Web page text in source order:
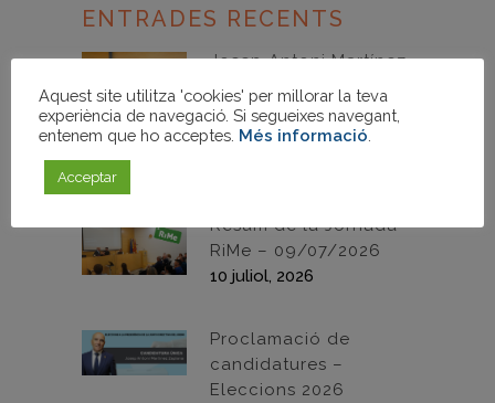
ENTRADES RECENTS
Josep Antoni Martínez
Zaplana reelegit
president de la Junta
Directiva del Gremi
Resum de la Jornada
RiMe – 09/07/2026
10 juliol, 2026
Proclamació de
candidatures –
Eleccions 2026
Aquest site utilitza 'cookies' per millorar la teva
experiència de navegació. Si segueixes navegant,
entenem que ho acceptes. Més informació
Acceptar